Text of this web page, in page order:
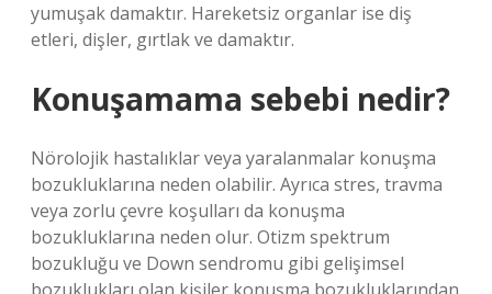
yumuşak damaktır. Hareketsiz organlar ise diş
etleri, dişler, gırtlak ve damaktır.
Konuşamama sebebi nedir?
Nörolojik hastalıklar veya yaralanmalar konuşma
bozukluklarına neden olabilir. Ayrıca stres, travma
veya zorlu çevre koşulları da konuşma
bozukluklarına neden olur. Otizm spektrum
bozukluğu ve Down sendromu gibi gelişimsel